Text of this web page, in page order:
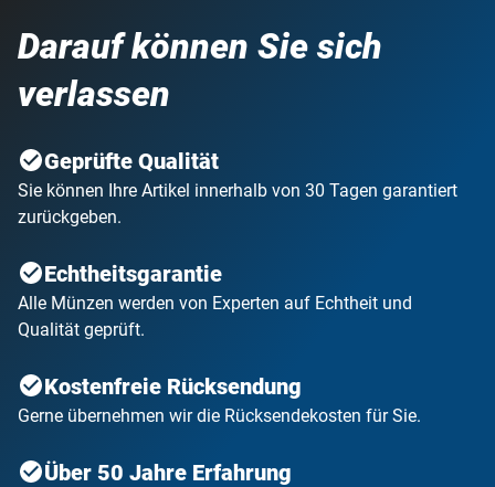
Darauf können Sie sich
verlassen
Geprüfte Qualität
Sie können Ihre Artikel innerhalb von 30 Tagen garantiert
zurückgeben.
Echtheitsgarantie
Alle Münzen werden von Experten auf Echtheit und
Qualität geprüft.
Kostenfreie Rücksendung
Gerne übernehmen wir die Rücksendekosten für Sie.
Über 50 Jahre Erfahrung